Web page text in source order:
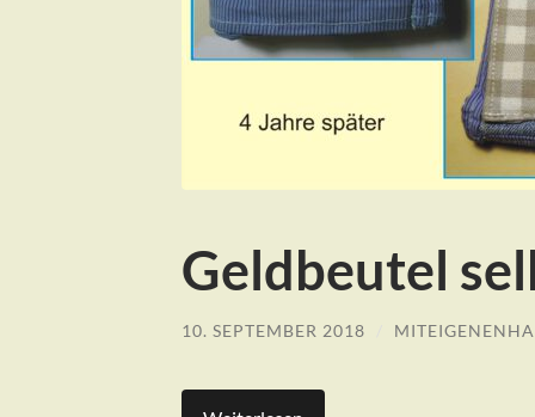
Geldbeutel
10. SEPTEMBER 2018